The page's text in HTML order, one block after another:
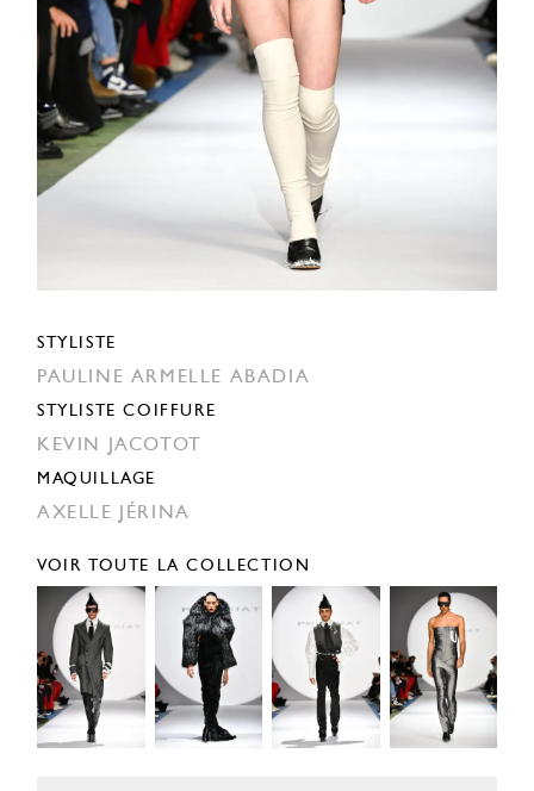
STYLISTE
PAULINE ARMELLE ABADIA
STYLISTE COIFFURE
KEVIN JACOTOT
MAQUILLAGE
AXELLE JÉRINA
VOIR TOUTE LA COLLECTION